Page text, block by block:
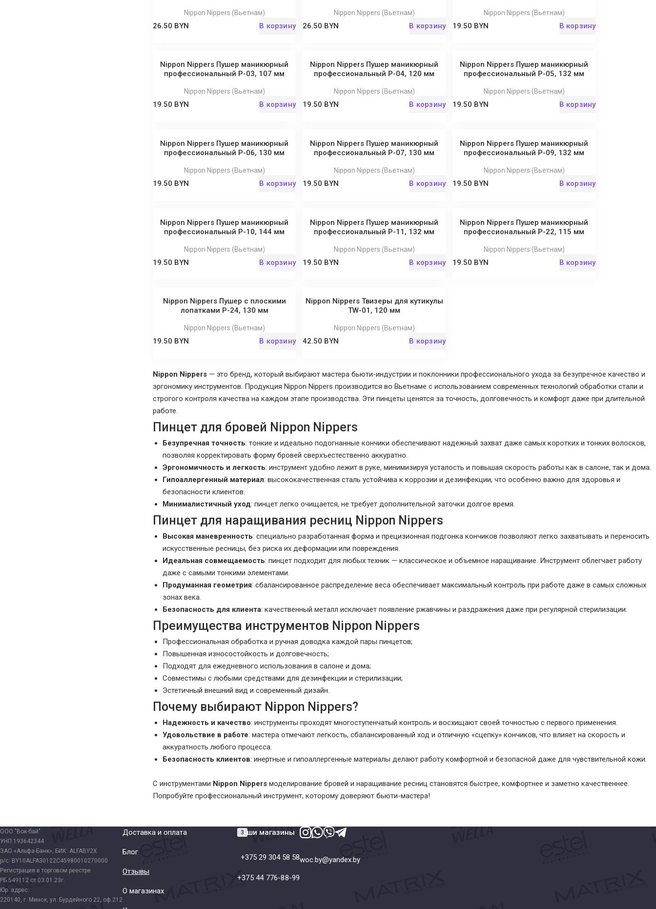
Nippon Nippers (Вьетнам)
26.50 BYN В корзину
Nippon Nippers (Вьетнам)
26.50 BYN В корзину
Nippon Nippers (Вьетнам)
19.50 BYN В корзину
Nippon Nippers Пушер маникюрный
профессиональный P-03, 107 мм
Nippon Nippers (Вьетнам)
19.50 BYN В корзину
Nippon Nippers Пушер маникюрный
профессиональный P-04, 120 мм
Nippon Nippers (Вьетнам)
19.50 BYN В корзину
Nippon Nippers Пушер маникюрный
профессиональный P-05, 132 мм
Nippon Nippers (Вьетнам)
19.50 BYN В корзину
Nippon Nippers Пушер маникюрный
профессиональный P-06, 130 мм
Nippon Nippers (Вьетнам)
19.50 BYN В корзину
Nippon Nippers Пушер маникюрный
профессиональный P-07, 130 мм
Nippon Nippers (Вьетнам)
19.50 BYN В корзину
Nippon Nippers Пушер маникюрный
профессиональный P-09, 132 мм
Nippon Nippers (Вьетнам)
19.50 BYN В корзину
Nippon Nippers Пушер маникюрный
профессиональный P-10, 144 мм
Nippon Nippers (Вьетнам)
19.50 BYN В корзину
Nippon Nippers Пушер маникюрный
профессиональный P-11, 132 мм
Nippon Nippers (Вьетнам)
19.50 BYN В корзину
Nippon Nippers Пушер маникюрный
профессиональный P-22, 115 мм
Nippon Nippers (Вьетнам)
19.50 BYN В корзину
Nippon Nippers Пушер с плоскими
лопатками P-24, 130 мм
Nippon Nippers (Вьетнам)
19.50 BYN В корзину
Nippon Nippers Твизеры для кутикулы
TW-01, 120 мм
Nippon Nippers (Вьетнам)
42.50 BYN В корзину
Nippon Nippers — это бренд, который выбирают мастера бьюти-индустрии и поклонники профессионального ухода за безупречное качество и
эргономику инструментов. Продукция Nippon Nippers производится во Вьетнаме с использованием современных технологий обработки стали и
строгого контроля качества на каждом этапе производства. Эти пинцеты ценятся за точность, долговечность и комфорт даже при длительной
работе.
Пинцет для бровей Nippon Nippers
Безупречная точность: тонкие и идеально подогнанные кончики обеспечивают надежный захват даже самых коротких и тонких волосков,
позволяя корректировать форму бровей сверхъестественно аккуратно.
Эргономичность и легкость: инструмент удобно лежит в руке, минимизируя усталость и повышая скорость работы как в салоне, так и дома.
Гипоаллергенный материал: высококачественная сталь устойчива к коррозии и дезинфекции, что особенно важно для здоровья и
безопасности клиентов.
Минималистичный уход: пинцет легко очищается, не требует дополнительной заточки долгое время.
Пинцет для наращивания ресниц Nippon Nippers
Высокая маневренность: специально разработанная форма и прецизионная подгонка кончиков позволяют легко захватывать и переносить
искусственные ресницы, без риска их деформации или повреждения.
Идеальная совмещаемость: пинцет подходит для любых техник — классическое и объемное наращивание. Инструмент облегчает работу
даже с самыми тонкими элементами.
Продуманная геометрия: сбалансированное распределение веса обеспечивает максимальный контроль при работе даже в самых сложных
зонах века.
Безопасность для клиента: качественный металл исключает появление ржавчины и раздражения даже при регулярной стерилизации.
Преимущества инструментов Nippon Nippers
Профессиональная обработка и ручная доводка каждой пары пинцетов;
Повышенная износостойкость и долговечность;
Подходят для ежедневного использования в салоне и дома;
Совместимы с любыми средствами для дезинфекции и стерилизации;
Эстетичный внешний вид и современный дизайн.
Почему выбирают Nippon Nippers?
Надежность и качество: инструменты проходят многоступенчатый контроль и восхищают своей точностью с первого применения.
Удовольствие в работе: мастера отмечают легкость, сбалансированный ход и отличную «сцепку» кончиков, что влияет на скорость и
аккуратность любого процесса.
Безопасность клиентов: инертные и гипоаллергенные материалы делают работу комфортной и безопасной даже для чувствительной кожи.
С инструментами Nippon Nippers моделирование бровей и наращивание ресниц становятся быстрее, комфортнее и заметно качественнее.
Попробуйте профессиональный инструмент, которому доверяют бьюти-мастера!
ООО "Вок-бай"
УНП 193642344
ЗАО «Альфа-Банк», БИК: ALFABY2X
р/с: BY10ALFA30122C45980010270000
Регистрация в торговом реестре
РБ 549112 от 03.01.23г.
Юр. адрес:
220140, г. Минск, ул. Бурдейного 22, оф.212
Доставка и оплата
Блог
Отзывы
О магазинах
Наши магазины
+375 29 304 58 58
+375 44 776-88-99
woc.by@yandex.by